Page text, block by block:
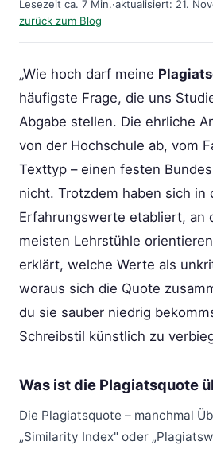
Lesezeit ca. 7 Min.·aktualisiert: 21.
zurück zum Blog
„Wie hoch darf meine
häufigste Frage, die uns
Abgabe stellen. Die ehrliche
von der Hochschule ab, vom
Texttyp – einen festen
nicht. Trotzdem haben sich in
Erfahrungswerte etabliert, an
meisten Lehrstühle
erklärt, welche Werte als
woraus sich die Quote
du sie sauber niedrig
Schreibstil künstlich zu
Was ist die Plagiatsquote
Die Plagiatsquote – manchmal
„Similarity Index" oder